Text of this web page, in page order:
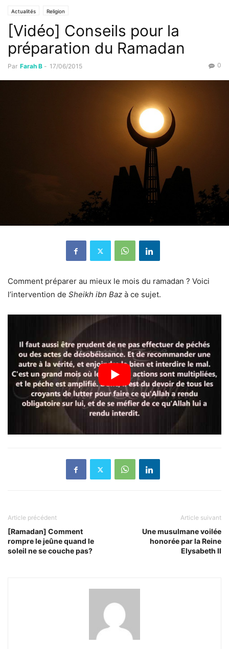
Actualités Religion
[Vidéo] Conseils pour la
préparation du Ramadan
Par Farah B - 17/06/2015 0
Comment préparer au mieux le mois du ramadan ? Voici
l’intervention de Sheikh ibn Baz à ce sujet.
Article précédent
[Ramadan] Comment
rompre le jeûne quand le
soleil ne se couche pas?
Article suivant
Une musulmane voilée
honorée par la Reine
Elysabeth II